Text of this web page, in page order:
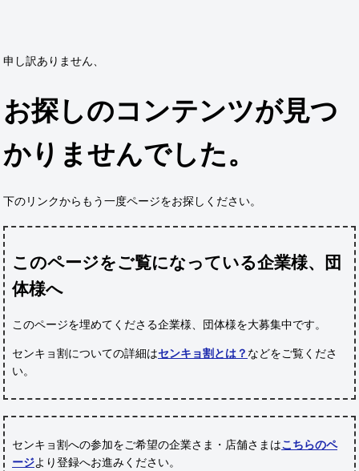
申し訳ありません、
お探しのコンテンツが見つ
かりませんでした。
下のリンクからもう一度ページをお探しください。
このページをご覧になっている企業様、団
体様へ
このページを埋めてくださる企業様、団体様を大募集中です。
センキョ割についての詳細はセンキョ割とは？ などをご覧くださ
い。
センキョ割への参加をご希望の企業さま・店舗さまはこちらのペ
ージより登録へお進みください。